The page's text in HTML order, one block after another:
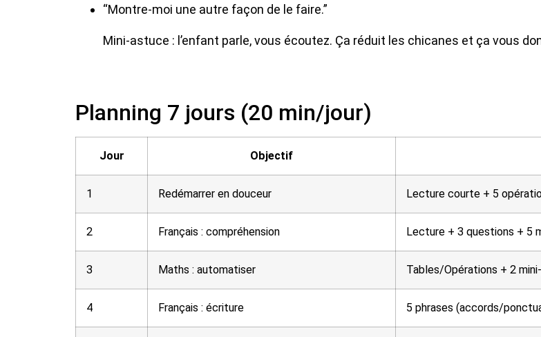
“Montre-moi une autre façon de le faire.”
Mini-astuce : l’enfant parle, vous écoutez. Ça réduit les chicanes et ça vous
Planning 7 jours (20 min/jour)
Jour Objectif
1 Redémarrer en douceur Lecture courte + 5
2 Français : compréhension Lecture + 3 questions + 5
3 Maths : automatiser Tables/Opérations + 2
4 Français : écriture 5 phrases (accords/